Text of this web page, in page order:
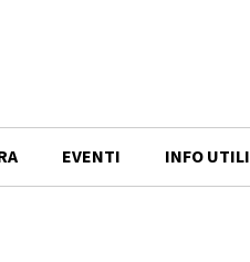
EVENTI INFO UTILI